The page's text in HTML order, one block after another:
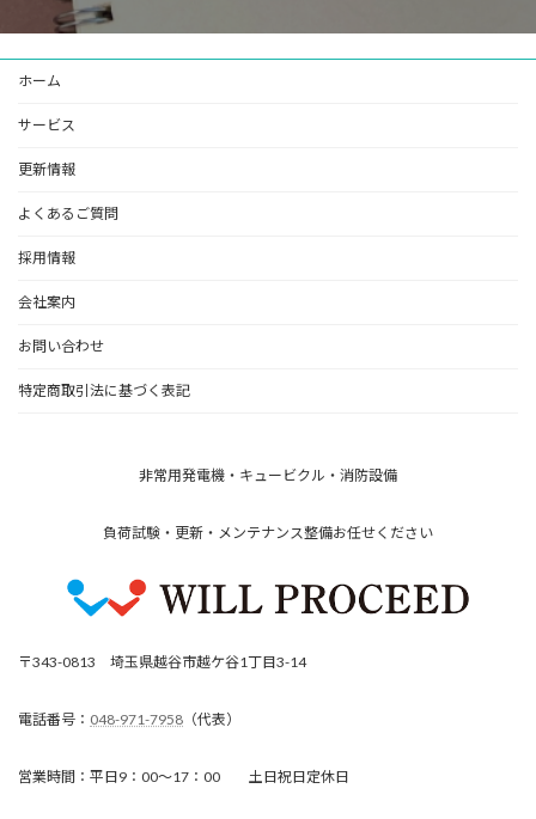
ホーム
サービス
更新情報
よくあるご質問
採用情報
会社案内
お問い合わせ
特定商取引法に基づく表記
非常用発電機・キュービクル・消防設備
負荷試験・更新・メンテナンス整備お任せください
〒343-0813 埼玉県越谷市越ケ谷1丁目3-14
電話番号： 048-971-7958 （代表）
営業時間：平日9：00～17：00 土日祝日定休日